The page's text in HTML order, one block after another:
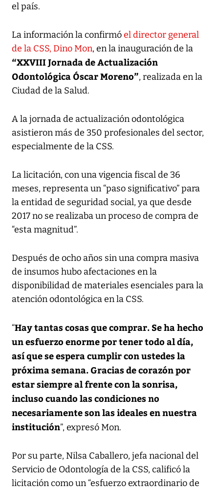
el país.
La información la confirmóel director general
de la CSS, Dino Mon, en la inauguración de la
“XXVIII Jornada de Actualización
Odontológica Óscar Moreno”, realizada en la
Ciudad de la Salud.
A la jornada de actualización odontológica
asistieron más de 350 profesionales del sector,
especialmente de la CSS.
La licitación, con una vigencia fiscal de 36
meses, representa un “paso significativo” para
la entidad de seguridad social, ya que desde
2017 no se realizaba un proceso de compra de
“esta magnitud”.
Después de ocho años sin una compra masiva
de insumos hubo afectaciones en la
disponibilidad de materiales esenciales para la
atención odontológica en la CSS.
“Hay tantas cosas que comprar. Se ha hecho
un esfuerzo enorme por tener todo al día,
así que se espera cumplir con ustedes la
próxima semana. Gracias de corazón por
estar siempre al frente con la sonrisa,
incluso cuando las condiciones no
necesariamente son las ideales en nuestra
institución”, expresó Mon.
Por su parte, Nilsa Caballero, jefa nacional del
Servicio de Odontología de la CSS, calificó la
licitación como un “esfuerzo extraordinario de